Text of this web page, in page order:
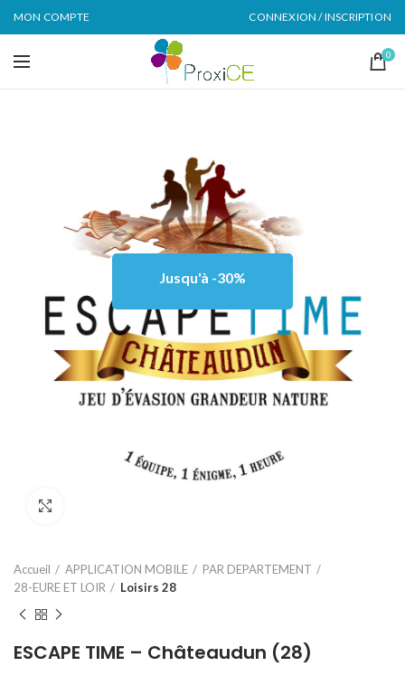
MON COMPTE CONNEXION / INSCRIPTION
0
Jusqu'à -30%
Accueil APPLICATION MOBILE
PAR DEPARTEMENT
28-EURE ET LOIR
Loisirs 28
ESCAPE TIME – Châteaudun (28)